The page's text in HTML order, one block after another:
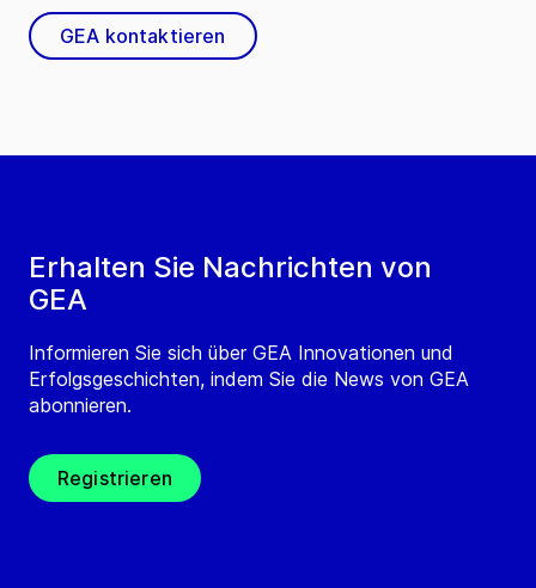
Erhalten Sie Nachrichten von
GEA
Informieren Sie sich über GEA Innovationen und
Erfolgsgeschichten, indem Sie die News von GEA
abonnieren.
Registrieren
GEA kontaktieren